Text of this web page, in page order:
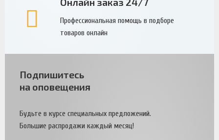
Профессиональная помощь в подборе
товаров онлайн
Подпишитесь
на оповещения
Будьте в курсе специальных предложений.
Большие распродажи каждый месяц!